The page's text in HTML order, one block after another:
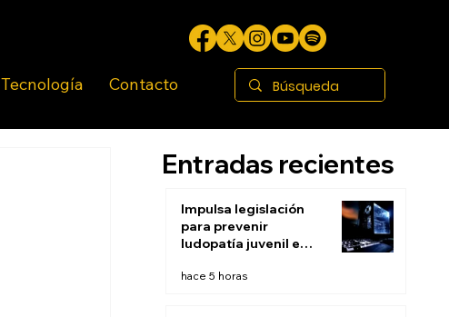
Tecnología Contacto
Entradas recientes
Impulsa legislación
para prevenir
ludopatía juvenil e
hace 5 horas